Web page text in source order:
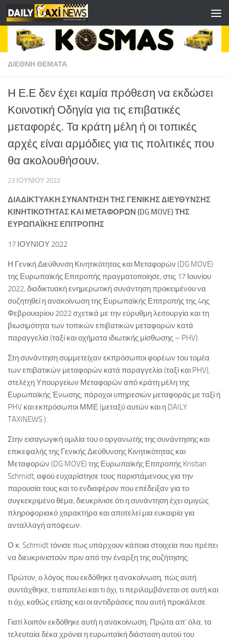
Skip to content
ΔΙΕΘΝΗ ΘΕΜΑΤΑ
Η Ε.Ε δεν έχει καμία πρόθεση να εκδώσει
Κοινοτική Οδηγία για τις επιβατικές
μεταφορές. Τα κράτη μέλη ή οι τοπικές
αρχές είναι αρμόδιες για τις πολιτικές που
θα ακολουθήσουν.
23 ΙΟΥΝΊΟΥ 2022
ΔΙΑΔΙΚΤΥΑΚΗ ΣΥΝΑΝΤΗΣΗ ΤΗΣ ΓΕΝΙΚΗΣ ΔΙΕΥΘΥΝΣΗΣ
ΚΙΝΗΤΙΚΟΤΗΤΑΣ ΚΑΙ ΜΕΤΑΦΟΡΩΝ (DG MOVE) ΤΗΣ
ΕΥΡΩΠΑΪΚΗΣ ΕΠΙΤΡΟΠΗΣ
17 ΙΟΥΝΙΟΥ 2022
Η Γενική Διεύθυνση Κινητικότητας και Μεταφορών (DG MOVE)
της Ευρωπαϊκής Επιτροπής πραγματοποίησε, στις 17 Ιουνίου
2022, διαδικτυακή ενημερωτική συνάντηση προκειμένου να
συζητηθεί η ανακοίνωση της Ευρωπαϊκής Επιτροπής της 4ης
Φεβρουαρίου 2022 σχετικά με την εύρυθμη λειτουργία και τη
βιωσιμότητα των τοπικών επιβατικών μεταφορών κατά
παραγγελία (ταξί και οχήματα ιδιωτικής μίσθωσης – PHV).
Στη συνάντηση συμμετείχαν εκπρόσωποι φορέων του τομέα
των επιβατικών μεταφορών κατά παραγγελία (ταξί και PHV),
στελέχη Υπουργείων Μεταφορών από κράτη μέλη της
Ευρωπαϊκής Ένωσης, πάροχοι υπηρεσιών μεταφοράς με ταξί ή
PHV και εκπρόσωποι ΜΜΕ (μεταξύ αυτών και η DAILY
TAXINEWS ).
Στην εισαγωγική ομιλία του ο οργανωτής της συνάντησης και
επικεφαλής της Γενικής Διεύθυνσης Κινητικότητας και
Μεταφορών (DG MOVE) της Ευρωπαϊκής Επιτροπής Kristian
Schmidt, αφού ευχαρίστησε τους παριστάμενους για την
παρουσία τους και το ενδιαφέρον που επέδειξαν για το
συγκεκριμένο θέμα, διευκρίνισε ότι η συνάντηση έχει αμιγώς
πληροφοριακό χαρακτήρα και αποτελεί μια ευκαιρία για
ανταλλαγή απόψεων.
Ο κ. Schmidt τόνισε πως υπάρχουν κάποια στοιχεία που πρέπει
να διευκρινιστούν πριν από την έναρξη της συζήτησης:
Πρώτον, ο λόγος που εκδόθηκε η ανακοίνωση, πώς αυτή
συντάχθηκε, τι αποτελεί και τι όχι, τι περιλαμβάνεται σε αυτή και
τι όχι, καθώς επίσης και οι αντιδράσεις που αυτή προκάλεσε.
Γιατί λοιπόν εκδόθηκε αυτή η ανακοίνωση; Πρώτα απ’ όλα, τα
τελευταία δέκα χρόνια η ευρωπαϊκή διάσταση αυτού του